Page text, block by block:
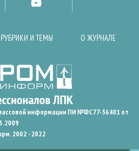
РУБРИКИ И ТЕМЫ О ЖУРНАЛЕ
информации ПИ №ФС77-36401 от
2002 - 2022